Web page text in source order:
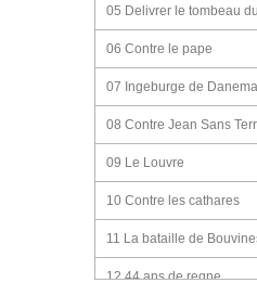
05 Delivrer le tombeau
06 Contre le pape
07 Ingeburge de
08 Contre Jean Sans
09 Le Louvre
10 Contre les cathares
11 La bataille de
12 44 ans de regne